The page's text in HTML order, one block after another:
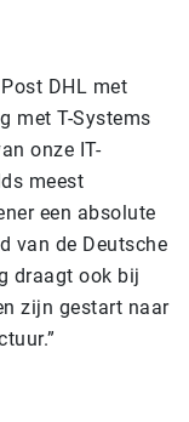
DHL met
met T-Systems
onze IT-
meest
een absolute
van de Deutsche
draagt ook bij
zijn gestart naar